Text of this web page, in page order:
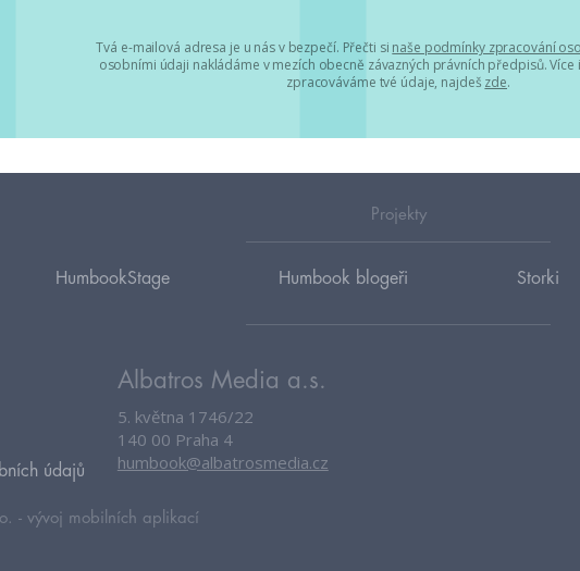
Tvá e-mailová adresa je u nás v bezpečí. Přečti si naše podmínky zpracování
osobními údaji nakládáme v mezích obecně závazných právních předpisů.
zpracováváme tvé údaje, najdeš zde.
Projekty
HumbookStage Humbook blogeři Storki
údajů
Albatros Media a.s.
5. května 1746/22
140 00 Praha 4
humbook@albatrosmedia.cz
- vývoj mobilních aplikací